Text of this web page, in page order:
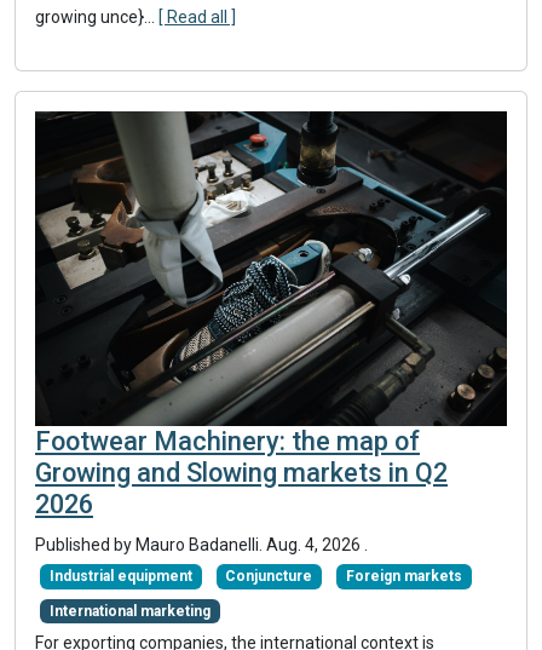
growing unce}... [ Read all ]
Footwear Machinery: the map of
Growing and Slowing markets in Q2
2026
Published by Mauro Badanelli. Aug. 4, 2026 .
Industrial equipment Conjuncture Foreign markets
International marketing
For exporting companies, the international context is